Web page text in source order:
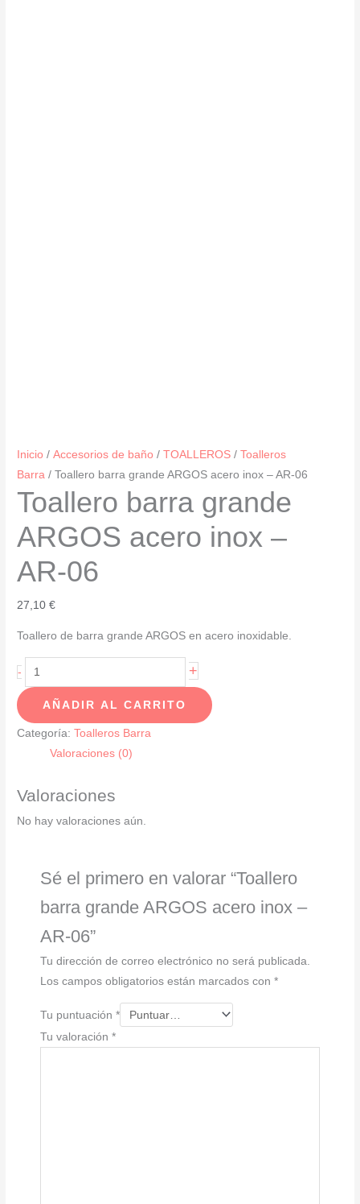
Inicio /Accesorios de baño /TOALLEROS /Toalleros
Barra / Toallero barra grande ARGOS acero inox – AR-06
Toallero barra grande
ARGOS acero inox –
AR-06
27,10€
Toallero de barra grande ARGOS en acero inoxidable.
-
Toallero
barra
grande
ARGOS
acero
06
+
AÑADIR AL CARRITO
Categoría:Toalleros Barra
Valoraciones (0)
Valoraciones
No hay valoraciones aún.
Sé el primero en valorar “Toallero
barra grande ARGOS acero inox –
AR-06”
Tu dirección de correo electrónico no será publicada.
Los campos obligatorios están marcados con*
Tu puntuación*
Tu valoración*